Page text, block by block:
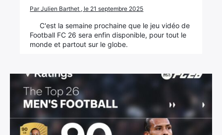
Par Julien Barthet , le 21 septembre 2025
C'est la semaine prochaine que le jeu vidéo de
Football FC 26 sera enfin disponible, pour tout le
monde et partout sur le globe.